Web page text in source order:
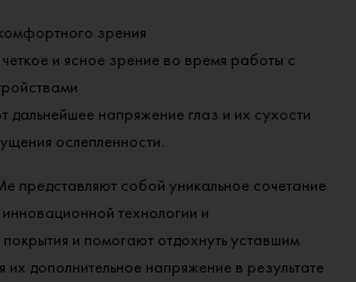
зрения
и ясное зрение во время работы с
напряжение глаз и их сухости
ослепленности.
представляют собой уникальное сочетание
технологии и
и помогают отдохнуть уставшим
дополнительное напряжение в результате